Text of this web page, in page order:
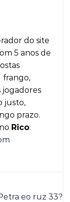
do site
5 anos de
frango,
jogadores
justo,
prazo.
Rico:
eo ruz 33?